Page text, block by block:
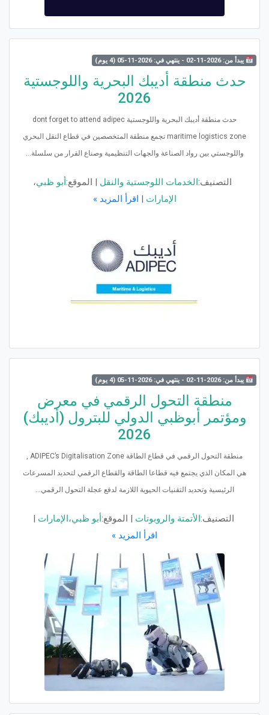
يبدأ من: 2026-11-02 - ينتهي في: 2026-11-05 (4 يوم)
حدث منطقة أديبك البحرية واللوجستية
2026
حدث منطقة أديبك البحرية واللوجستية dont forget to attend adipec
maritime logistics zone تجمع منطقة المتخصصين في قطاع النقل البحري
واللوجستي بين رواد الصناعة والجهات التنظيمية وصناع القرار من سلسلة...
التصنيف:الخدمات اللوجستية والنقل | الموقع:أبو ظبي،
الإمارات | اقرأ المزيد »
يبدأ من: 2026-11-02 - ينتهي في: 2026-11-05 (4 يوم)
منطقة التحول الرقمي في معرض
ومؤتمر أبوظبي الدولي للبترول (أديبك)
2026
منطقة التحول الرقمي في قطاع الطاقة ADIPEC’s Digitalisation Zone ,
هي المكان الذي يجتمع فيه قطاعا الطاقة والقطاع الرقمي لتحديد المسرعات
الرئيسية وتحديد التقنيات الحيوية اللازمة لدفع عجلة التحول الرقمي...
التصنيف:الأتمتة والروبوتات | الموقع:أبو ظبي،الإمارات |
اقرأ المزيد »